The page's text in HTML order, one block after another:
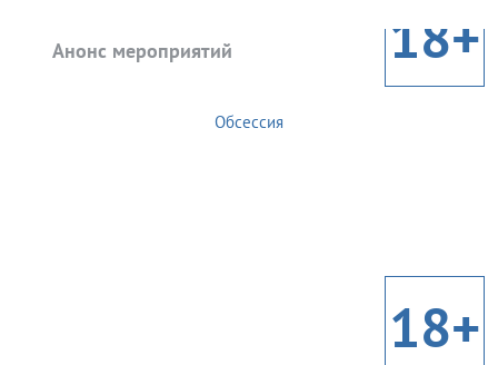
Анонс мероприятий 18+
Обсессия
18+